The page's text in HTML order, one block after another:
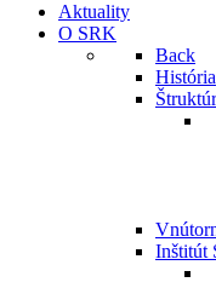
Aktuality
O SRK
Back
História
Inštitút